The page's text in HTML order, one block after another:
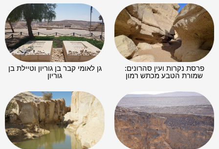
פרסת נקרות ועין סהרונים:
שמורת הטבע מכתש רמון
גן לאומי קבר בן גוריון וטיילת בן
גוריון